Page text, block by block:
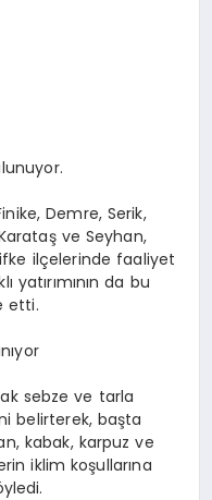
Demre, Serik,
ve Seyhan,
ilçelerinde faaliyet
yatırımının da bu
etti.
sebze ve tarla
belirterek, başta
kabak, karpuz ve
iklim koşullarına